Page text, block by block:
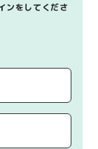
ンをしてくださ